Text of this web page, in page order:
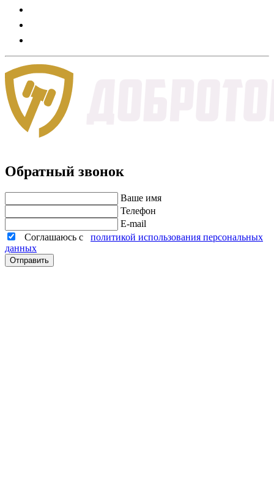
Обратный звонок
Ваше имя
Телефон
E-mail
Соглашаюсь с политикой использования персональных
данных
Отправить